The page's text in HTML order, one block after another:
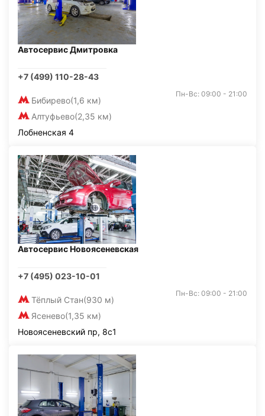
Автосервис Дмитровка
+7 (499) 110-28-43
Бибирево(1,6 км)
Алтуфьево(2,35 км)
Пн-Вс: 09:00 - 21:00
Лобненская 4
Автосервис Новоясеневская
+7 (495) 023-10-01
Тёплый Стан(930 м)
Ясенево(1,35 км)
Пн-Вс: 09:00 - 21:00
Новоясеневский пр, 8с1